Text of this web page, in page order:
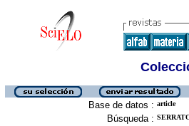
Base de datos : article
Búsqueda :